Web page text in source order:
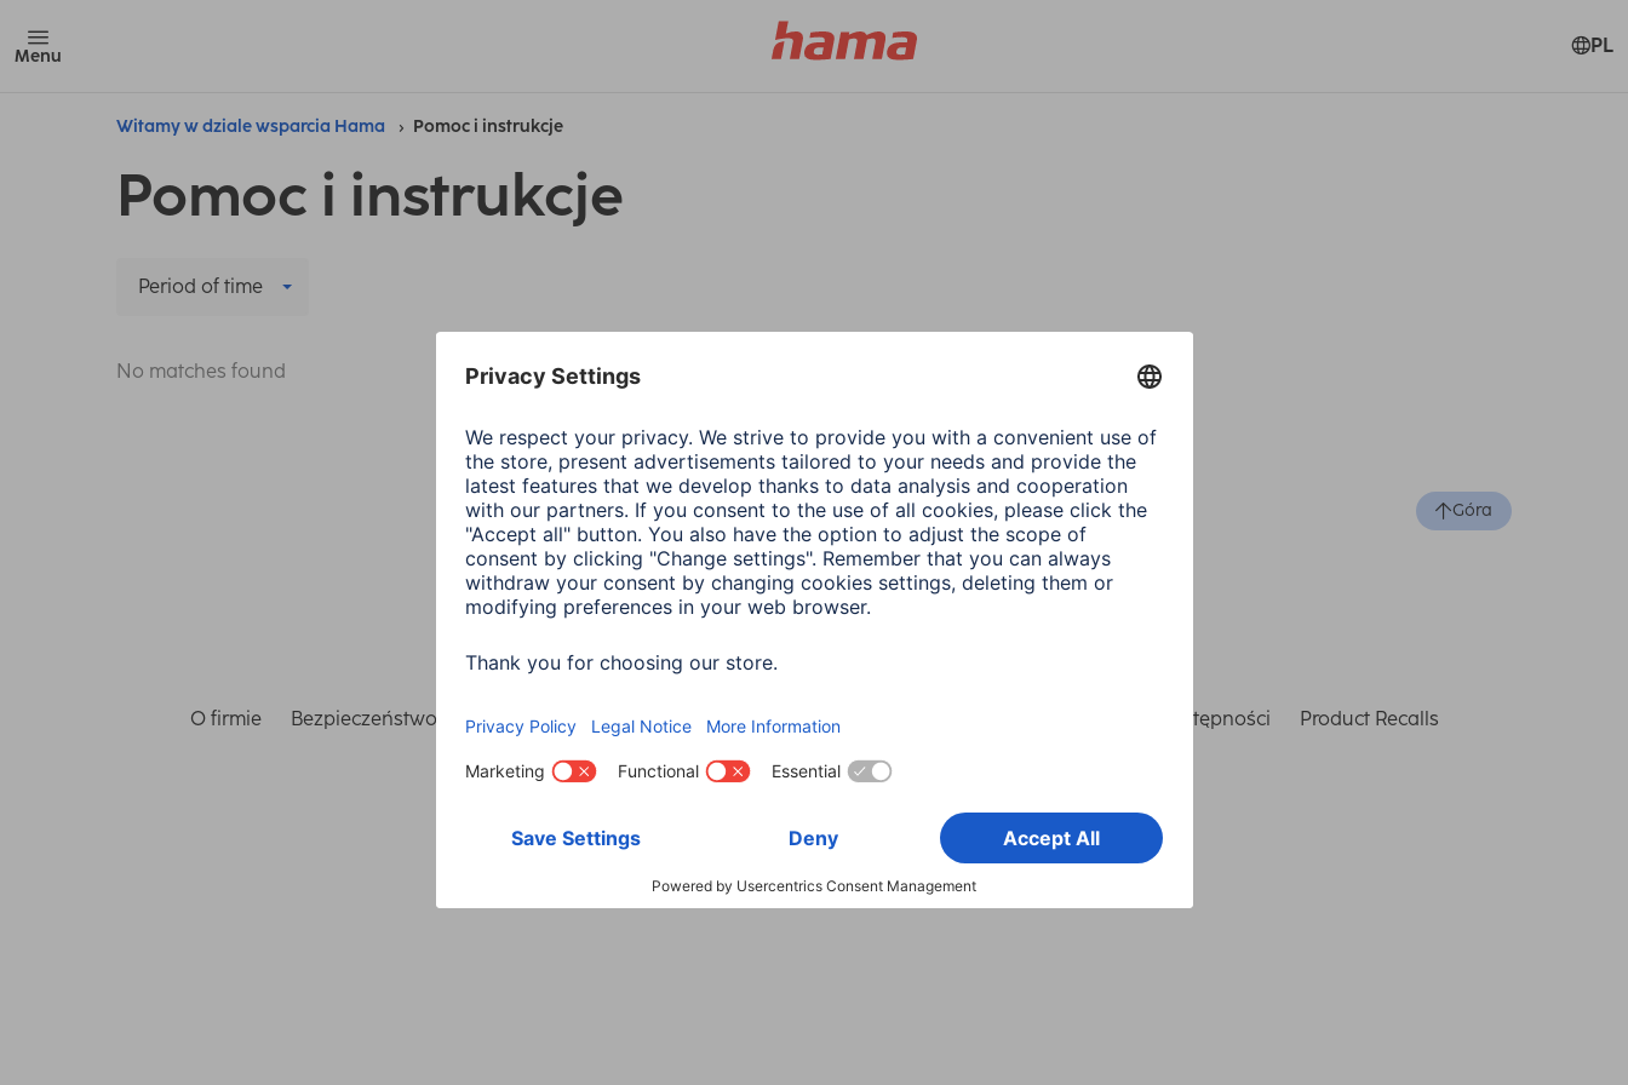
Menu PL
Witamy w dziale wsparcia Hama Pomoc i instrukcje
Pomoc i instrukcje
Period of time
No matches found
Góra
Wybierz kraj
O firmie Bezpieczeństwo i ochrona danych Warunki gwarancji Deklaracje zgodności Deklaracja dostępności Product Recalls